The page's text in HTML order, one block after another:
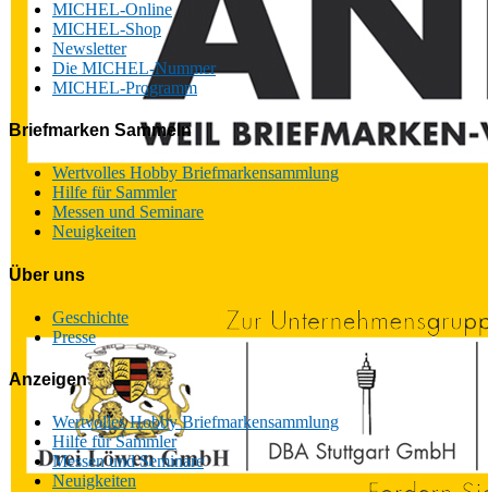
MICHEL-Online
MICHEL-Shop
Newsletter
Die MICHEL-Nummer
MICHEL-Programm
Briefmarken Sammeln
Wertvolles Hobby Briefmarkensammlung
Hilfe für Sammler
Messen und Seminare
Neuigkeiten
Über uns
Geschichte
Presse
Anzeigen
Wertvolles Hobby Briefmarkensammlung
Hilfe für Sammler
Messen und Seminare
Neuigkeiten